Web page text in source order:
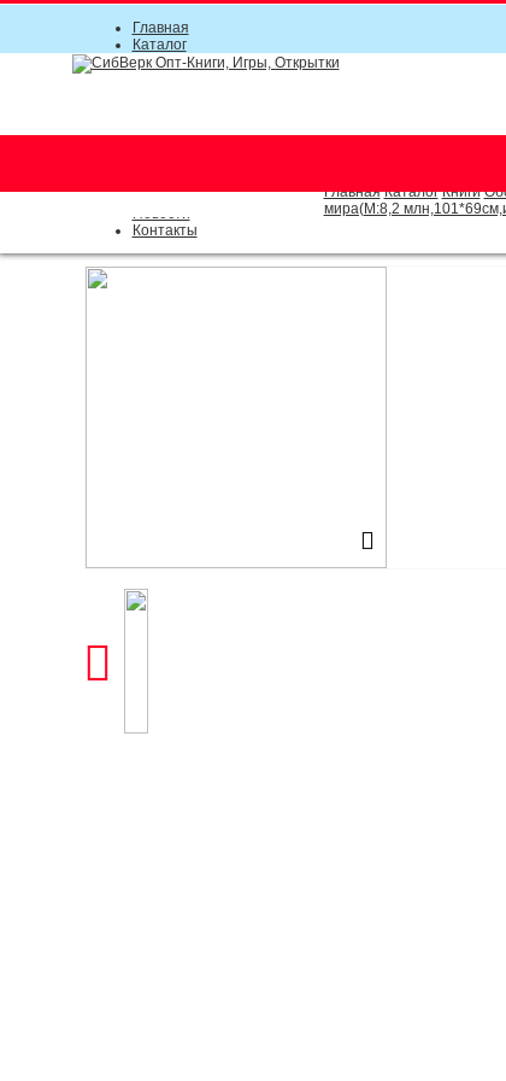
Главная
Каталог
Прайс-листы
Доставка
Новости
Контакты
Главная Каталог Книги
мира(М:8,2